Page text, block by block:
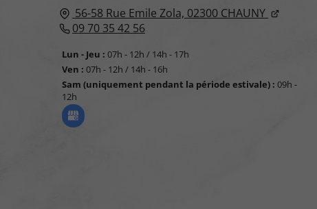
56-58 Rue Emile Zola, 02300 CHAUNY
09 70 35 42 56
Lun - Jeu : 07h - 12h / 14h - 17h
Ven : 07h - 12h / 14h - 16h
Sam (uniquement pendant la période estivale) : 09h -
12h